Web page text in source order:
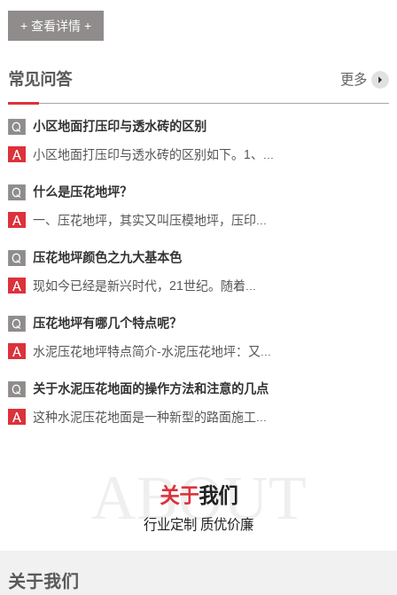
+ 查看详情 +
常见问答 更多
小区地面打压印与透水砖的区别
小区地面打压印与透水砖的区别如下。1、...
什么是压花地坪？
一、压花地坪，其实又叫压模地坪，压印...
压花地坪颜色之九大基本色
现如今已经是新兴时代，21世纪。随着...
压花地坪有哪几个特点呢？
水泥压花地坪特点简介-水泥压花地坪：又...
关于水泥压花地面的操作方法和注意的几点
这种水泥压花地面是一种新型的路面施工...
ABOUT
关于我们
行业定制 质优价廉
关于我们